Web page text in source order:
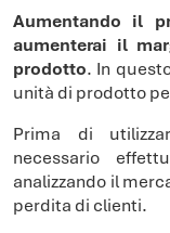
Aumentando il
aumenterai il
prodotto. In
unità di prodotto
Prima di
necessario
analizzando il
perdita di clienti.